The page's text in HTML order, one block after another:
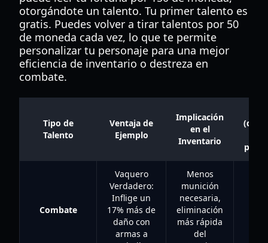
otorgándote un talento. Tu primer talento es
gratis. Puedes volver a tirar talentos por 50
de moneda cada vez, lo que te permite
personalizar tu personaje para una mejor
eficiencia de inventario o destreza en
combate.
Tipo de
Talento
Ventaja de
Ejemplo
Implicación
en el
Inventario
Combate
Vaquero
Verdadero:
Inflige un
17% más de
daño con
armas a
Menos
munición
necesaria,
eliminación
más rápida
del